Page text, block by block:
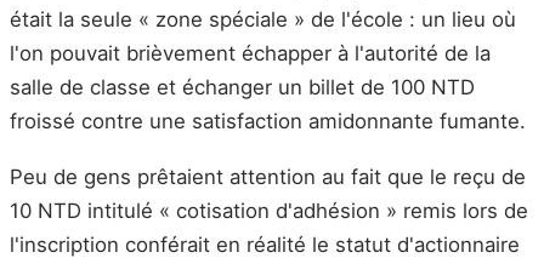
était la seule « zone spéciale » de l'école : un lieu où
l'on pouvait brièvement échapper à l'autorité de la
salle de classe et échanger un billet de 100 NTD
froissé contre une satisfaction amidonnante fumante.
Peu de gens prêtaient attention au fait que le reçu de
10 NTD intitulé « cotisation d'adhésion » remis lors de
l'inscription conférait en réalité le statut d'actionnaire